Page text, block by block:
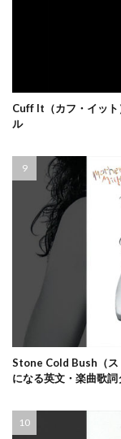
Cuff It（カフ・イット
ル
Stone Cold Bush（ス
になる英文・楽曲歌詞